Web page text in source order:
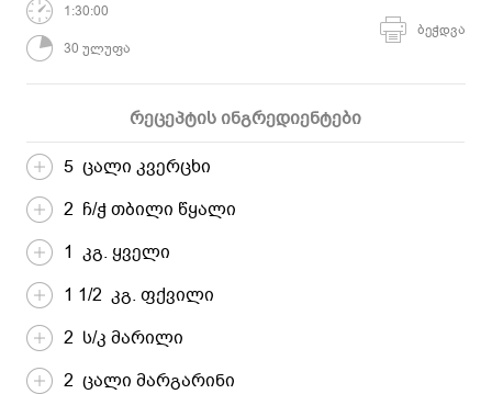
1:30:00
30 ულუფა
ბეჭდვა
რეცეპტის ინგრედიენტები
5 ცალი კვერცხი
2 ჩ/ჭ თბილი წყალი
1 კგ. ყველი
1 1/2 კგ. ფქვილი
2 ს/კ მარილი
2 ცალი მარგარინი